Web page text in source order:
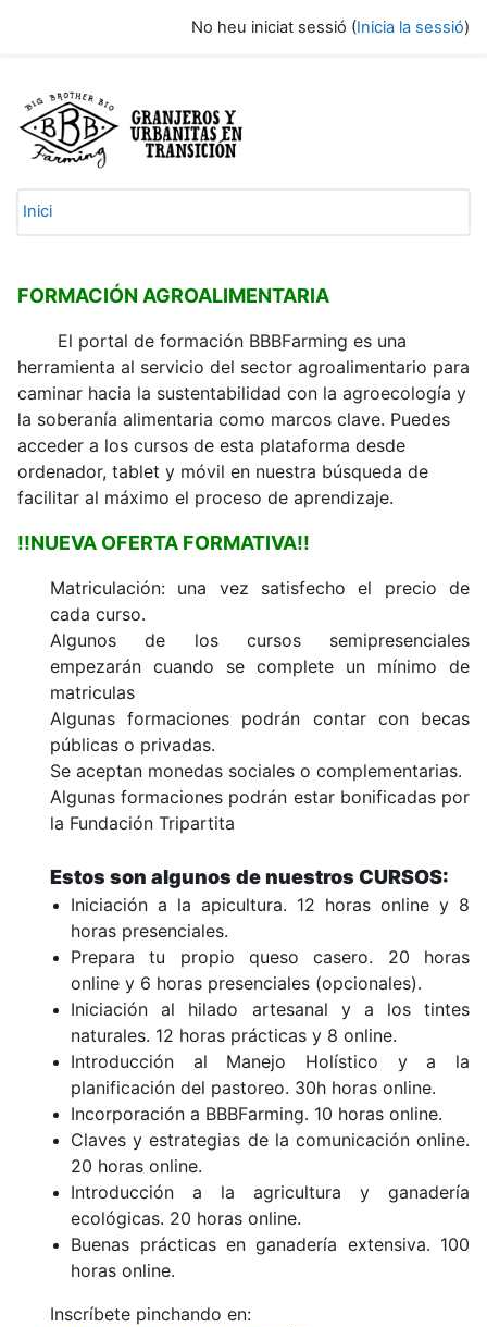
No heu iniciat sessió (Inicia la sessió)
BBBFarming - Plataforma de
Inici
FORMACIÓN AGROALIMENTARIA
El portal de formación BBBFarming es una
herramienta al servicio del sector agroalimentario para
caminar hacia la sustentabilidad con la agroecología y
la soberanía alimentaria como marcos clave. Puedes
acceder a los cursos de esta plataforma desde
ordenador, tablet y móvil en nuestra búsqueda de
facilitar al máximo el proceso de aprendizaje.
!!NUEVA OFERTA FORMATIVA!!
Matriculación: una vez satisfecho el precio de
cada curso.
Algunos de los cursos semipresenciales
empezarán cuando se complete un mínimo de
matriculas
Algunas formaciones podrán contar con becas
públicas o privadas.
Se aceptan monedas sociales o complementarias.
Algunas formaciones podrán estar bonificadas por
la Fundación Tripartita
Estos son algunos de nuestros CURSOS:
Iniciación a la apicultura. 12 horas online y 8
horas presenciales.
Prepara tu propio queso casero. 20 horas
online y 6 horas presenciales (opcionales).
Iniciación al hilado artesanal y a los tintes
naturales. 12 horas prácticas y 8 online.
Introducción al Manejo Holístico y a la
planificación del pastoreo. 30h horas online.
Incorporación a BBBFarming. 10 horas online.
Claves y estrategias de la comunicación online.
20 horas online.
Introducción a la agricultura y ganadería
ecológicas. 20 horas online.
Buenas prácticas en ganadería extensiva. 100
horas online.
Inscríbete pinchando en: